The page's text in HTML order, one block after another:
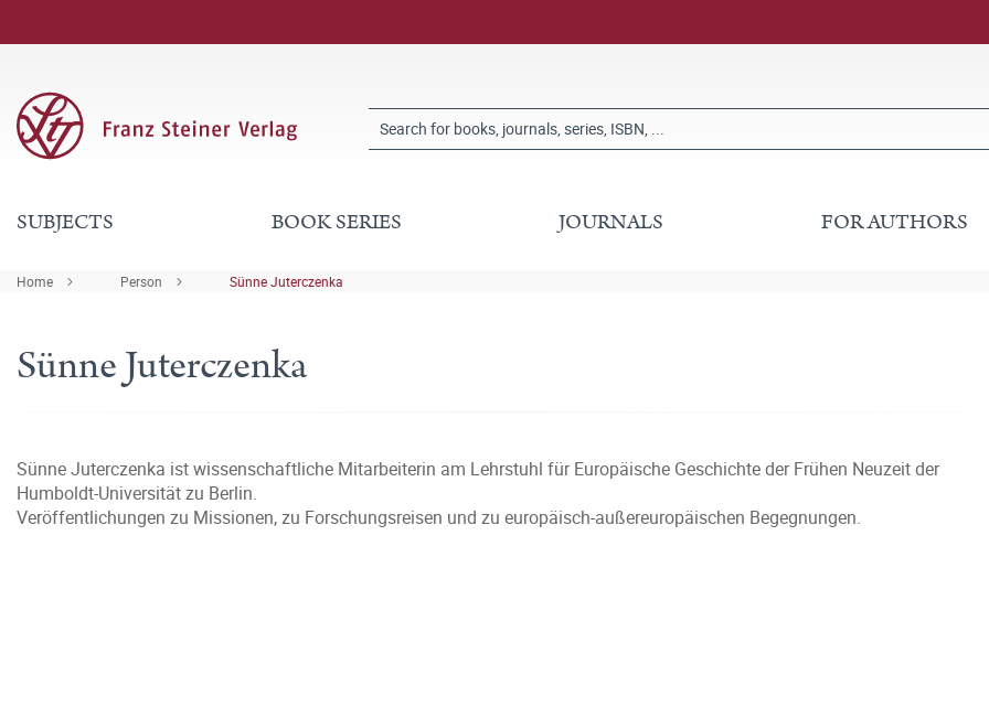
SUBJECTS BOOK SERIES JOURNALS FOR AUTHORS
Home Person Sünne Juterczenka
Sünne Juterczenka
Sünne Juterczenka ist wissenschaftliche Mitarbeiterin am Lehrstuhl für Europäische Geschichte der Frühen Neuzeit der
Humboldt-Universität zu Berlin.
Veröffentlichungen zu Missionen, zu Forschungsreisen und zu europäisch-außereuropäischen Begegnungen.